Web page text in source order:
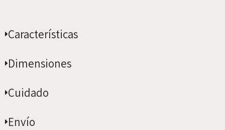
Características
Dimensiones
Cuidado
Envío